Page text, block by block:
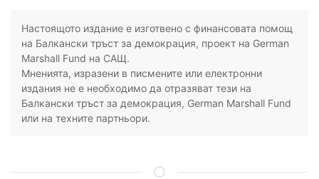
Настоящото издание е изготвено с финансовата помощ
на Балкански тръст за демокрация, проект на German
Marshall Fund на САЩ.
Мненията, изразени в писмените или електронни
издания не е необходимо да отразяват тези на
Балкански тръст за демокрация, German Marshall Fund
или на техните партньори.